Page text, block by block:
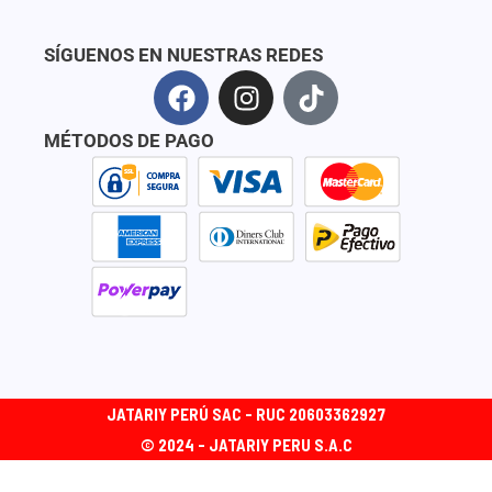
SÍGUENOS EN NUESTRAS REDES
F
a
c
e
o
k
I
n
t
a
g
r
T
i
t
o
k
MÉTODOS DE PAGO
JATARIY PERÚ SAC - RUC 20603362927
© 2024 - JATARIY PERU S.A.C